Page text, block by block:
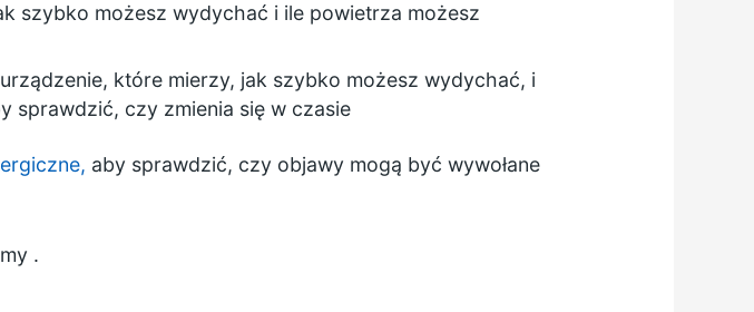
szybko możesz wydychać i ile powietrza możesz
które mierzy, jak szybko możesz wydychać, i
sprawdzić, czy zmienia się w czasie
aby sprawdzić, czy objawy mogą być wywołane
.